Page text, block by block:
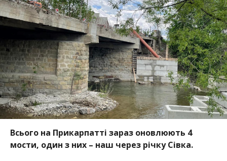
Всього на Прикарпатті зараз оновлюють 4
мости, один з них – наш через річку Сівка.